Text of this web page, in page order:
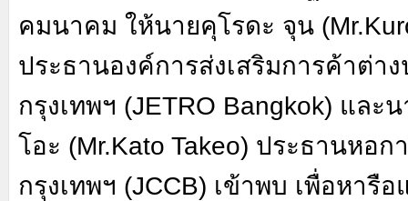
คมนาคม ให้นายคุโรดะ จุน (
ประธานองค์การส่งเสริมการค้าต่า
กรุงเทพฯ (JETRO Bangkok) และน
โอะ (Mr.Kato Takeo) ประธานหอก
กรุงเทพฯ (JCCB) เข้าพบ เพื่อหารื